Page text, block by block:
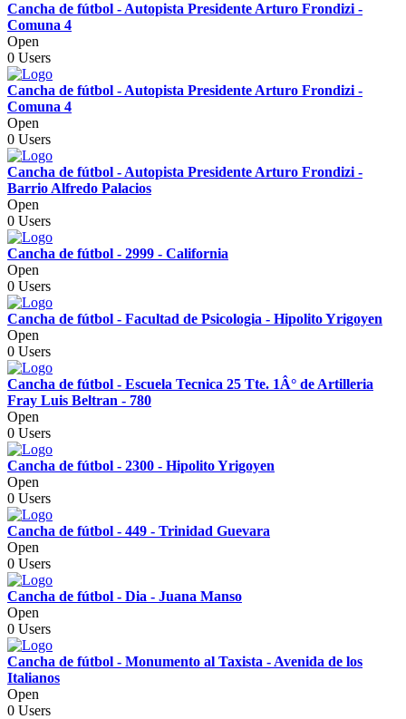
Cancha de fútbol - Autopista Presidente Arturo Frondizi -
Comuna 4
Open
0 Users
Cancha de fútbol - Autopista Presidente Arturo Frondizi -
Comuna 4
Open
0 Users
Cancha de fútbol - Autopista Presidente Arturo Frondizi -
Barrio Alfredo Palacios
Open
0 Users
Cancha de fútbol - 2999 - California
Open
0 Users
Cancha de fútbol - Facultad de Psicologia - Hipolito Yrigoyen
Open
0 Users
Cancha de fútbol - Escuela Tecnica 25 Tte. 1Â° de Artilleria
Fray Luis Beltran - 780
Open
0 Users
Cancha de fútbol - 2300 - Hipolito Yrigoyen
Open
0 Users
Cancha de fútbol - 449 - Trinidad Guevara
Open
0 Users
Cancha de fútbol - Dia - Juana Manso
Open
0 Users
Cancha de fútbol - Monumento al Taxista - Avenida de los
Italianos
Open
0 Users